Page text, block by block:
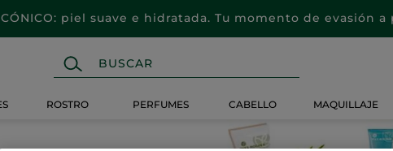
piel suave e hidratada. Tu momento de evasión
ROSTRO PERFUMES CABELLO MAQUILLAJE